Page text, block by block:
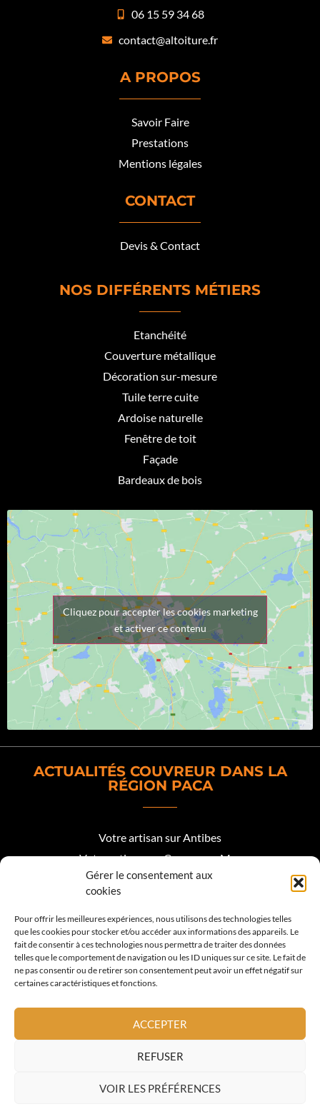
Gérer le consentement aux
cookies
Pour offrir les meilleures expériences, nous utilisons des technologies telles
que les cookies pour stocker et/ou accéder aux informations des appareils. Le
fait de consentir à ces technologies nous permettra de traiter des données
telles que le comportement de navigation ou les ID uniques sur ce site. Le fait de
ne pas consentir ou de retirer son consentement peut avoir un effet négatif sur
certaines caractéristiques et fonctions.
ACCEPTER
REFUSER
VOIR LES PRÉFÉRENCES
06 15 59 34 68
contact@altoiture.fr
A PROPOS
Savoir Faire
Prestations
Mentions légales
CONTACT
Devis & Contact
NOS DIFFÉRENTS MÉTIERS
Etanchéité
Couverture métallique
Décoration sur-mesure
Tuile terre cuite
Ardoise naturelle
Fenêtre de toit
Façade
Bardeaux de bois
Cliquez pour accepter les cookies marketing
et activer ce contenu
ACTUALITÉS COUVREUR DANS LA
RÉGION PACA
Votre artisan sur Antibes
Votre artisan sur Cagnes sur Mer
Votre artisan sur Biot
Votre artisan Roquefort les Pins
Votre artisan sur Valbonne